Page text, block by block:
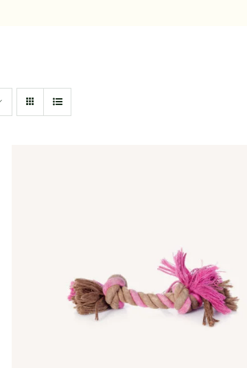
IN DEN WARENKORB / QUICK VIEW